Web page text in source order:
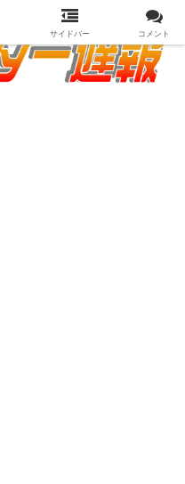
サイドバー コメント